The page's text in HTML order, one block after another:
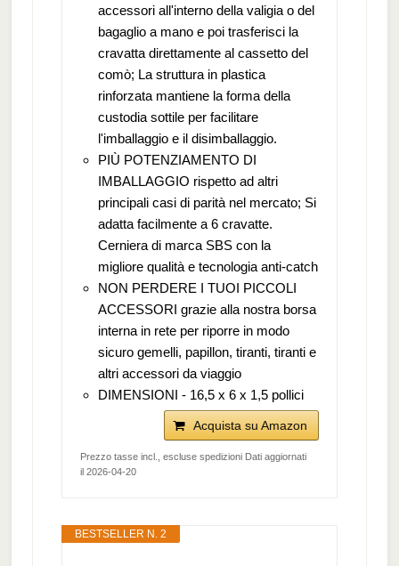
accessori all'interno della valigia o del
bagaglio a mano e poi trasferisci la
cravatta direttamente al cassetto del
comò; La struttura in plastica
rinforzata mantiene la forma della
custodia sottile per facilitare
l'imballaggio e il disimballaggio.
PIÙ POTENZIAMENTO DI
IMBALLAGGIO rispetto ad altri
principali casi di parità nel mercato; Si
adatta facilmente a 6 cravatte.
Cerniera di marca SBS con la
migliore qualità e tecnologia anti-catch
NON PERDERE I TUOI PICCOLI
ACCESSORI grazie alla nostra borsa
interna in rete per riporre in modo
sicuro gemelli, papillon, tiranti, tiranti e
altri accessori da viaggio
DIMENSIONI - 16,5 x 6 x 1,5 pollici
Acquista su Amazon
Prezzo tasse incl., escluse spedizioni Dati aggiornati
il 2026-04-20
BESTSELLER N. 2